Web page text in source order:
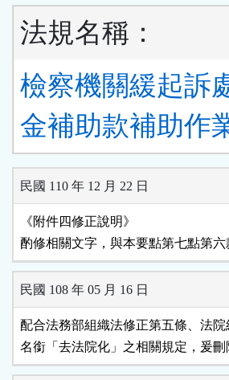
法規名稱：
檢察機關緩起訴
金補助款補助作
民國 110 年 12 月 22 日
《附件四修正說明》
酌修相關文字，與本要點第七點第
民國 108 年 05 月 16 日
配合法務部組織法修正第五條、法
名銜「去法院化」之相關規定，爰刪